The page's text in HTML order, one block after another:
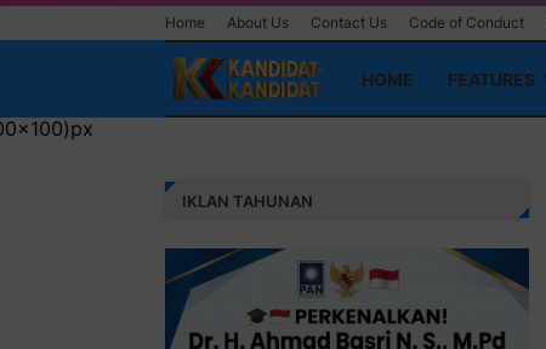
Home About Us Contact Us Code of Conduct
HOME FEATURES
IKLAN TAHUNAN